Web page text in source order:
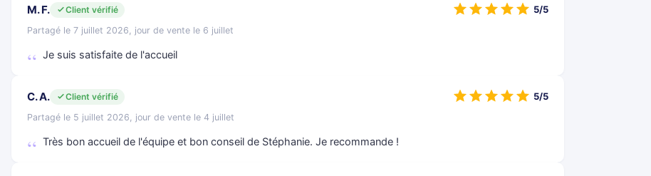
M. F.
Client vérifié
Partagé le 7 juillet 2026, jour de vente le 6 juillet
Je suis satisfaite de l'accueil
5/5
C. A.
Client vérifié
Partagé le 5 juillet 2026, jour de vente le 4 juillet
Très bon accueil de l'équipe et bon conseil de Stéphanie. Je recommande !
5/5